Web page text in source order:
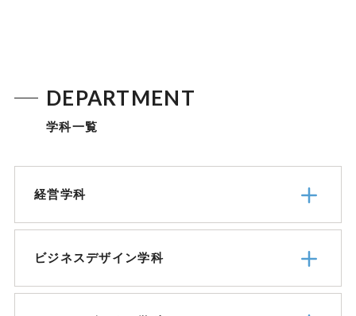
DEPARTMENT
学科一覧
経営学科
ビジネスデザイン学科